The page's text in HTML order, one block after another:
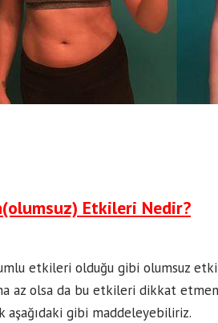
Etkileri Nedir?
etkileri olduğu gibi olumsuz
az olsa da bu etkileri dikkat
aşağıdaki gibi maddeleyebiliriz.